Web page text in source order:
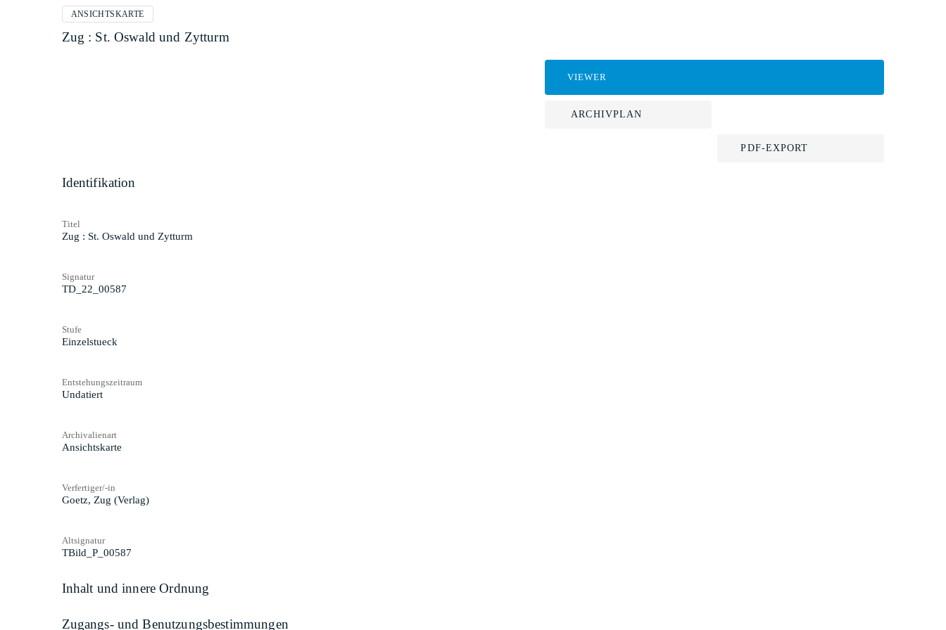
ANSICHTSKARTE
Zug : St. Oswald und Zytturm
VIEWER
ARCHIVPLAN
PDF-EXPORT
Identifikation
Titel
Zug : St. Oswald und Zytturm
Signatur
TD_22_00587
Stufe
Einzelstueck
Entstehungszeitraum
Undatiert
Archivalienart
Ansichtskarte
Verfertiger/-in
Goetz, Zug (Verlag)
Altsignatur
TBild_P_00587
Inhalt und innere Ordnung
Zugangs- und Benutzungsbestimmungen